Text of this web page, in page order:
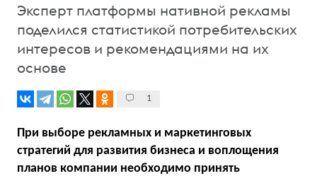
Эксперт платформы нативной рекламы
поделился статистикой потребительских
интересов и рекомендациями на их
основе
1
При выборе рекламных и маркетинговых
стратегий для развития бизнеса и воплощения
планов компании необходимо принять